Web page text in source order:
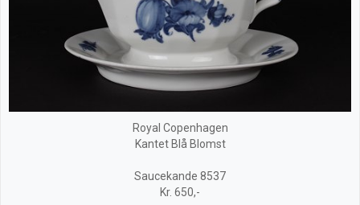
Royal Copenhagen
Kantet Blå Blomst
Saucekande 8537
Kr. 650,-